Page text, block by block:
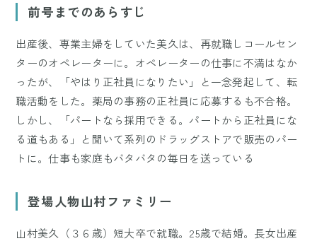
前号までのあらすじ
出産後、専業主婦をしていた美久は、再就職しコールセン
ターのオペレーターに。オペレーターの仕事に不満はなか
ったが、「やはり正社員になりたい」と一念発起して、転
職活動をした。薬局の事務の正社員に応募するも不合格。
しかし、「パートなら採用できる。パートから正社員にな
る道もある」と聞いて系列のドラッグストアで販売のパー
トに。仕事も家庭もバタバタの毎日を送っている
登場人物山村ファミリー
山村美久（３６歳）短大卒で就職。25歳で結婚。長女出産